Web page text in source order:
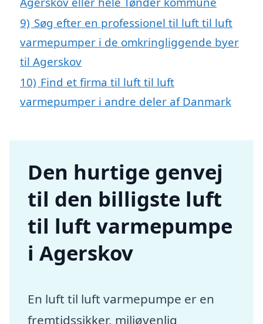
9) Søg efter en professionel til luft til luft
varmepumper i de omkringliggende byer
til Agerskov
10) Find et firma til luft til luft
varmepumper i andre deler af Danmark
Den hurtige genvej
til den billigste luft
til luft varmepumpe
i Agerskov
En luft til luft varmepumpe er en
fremtidssikker, miljøvenlig